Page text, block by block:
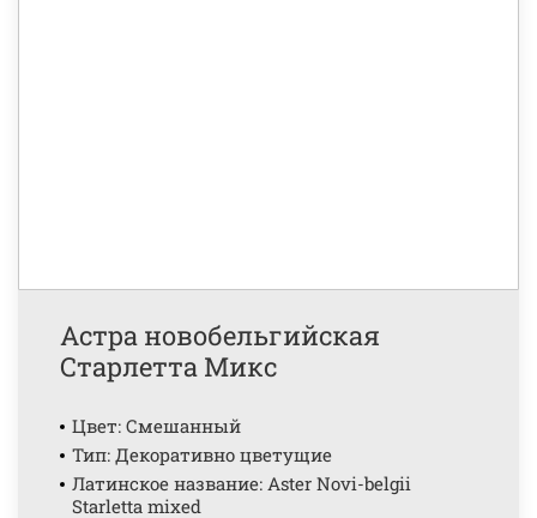
Астра новобельгийская
Старлетта Микс
Цвет: Смешанный
Тип: Декоративно цветущие
Латинское название: Aster Novi-belgii
Starletta mixed